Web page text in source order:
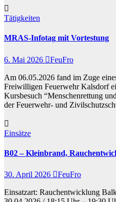
Tätigkeiten
MRAS-Infotag mit Vortestung
6. Mai 2026 FeuFro
Am 06.05.2026 fand im Zuge
Freiwilligen Feuerwehr Kalsdorf
Kursbesuch “Menschenrettung
der Feuerwehr- und
Einsätze
B02 – Kleinbrand,
30. April 2026 FeuFro
Einsatzart: Rauchentwicklung